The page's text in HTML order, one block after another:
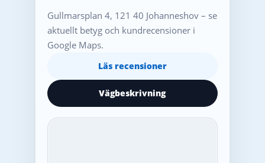
Gullmarsplan 4, 121 40 Johanneshov – se
aktuellt betyg och kundrecensioner i
Google Maps.
Läs recensioner
Vägbeskrivning